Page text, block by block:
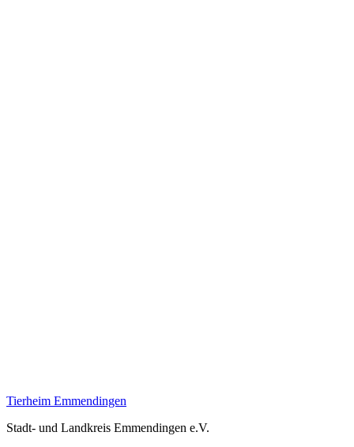
Tierheim Emmendingen
Stadt- und Landkreis Emmendingen e.V.